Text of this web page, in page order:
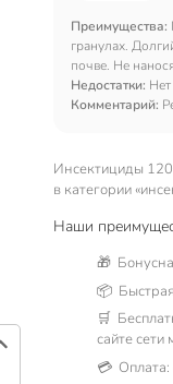
Преимущества:
гранулах.
почве. Не
Недостатки: Нет
Комментарий:
Инсектициды
в категории
Наши
🎁
📦
🛒
сайте
💳 Оплата: